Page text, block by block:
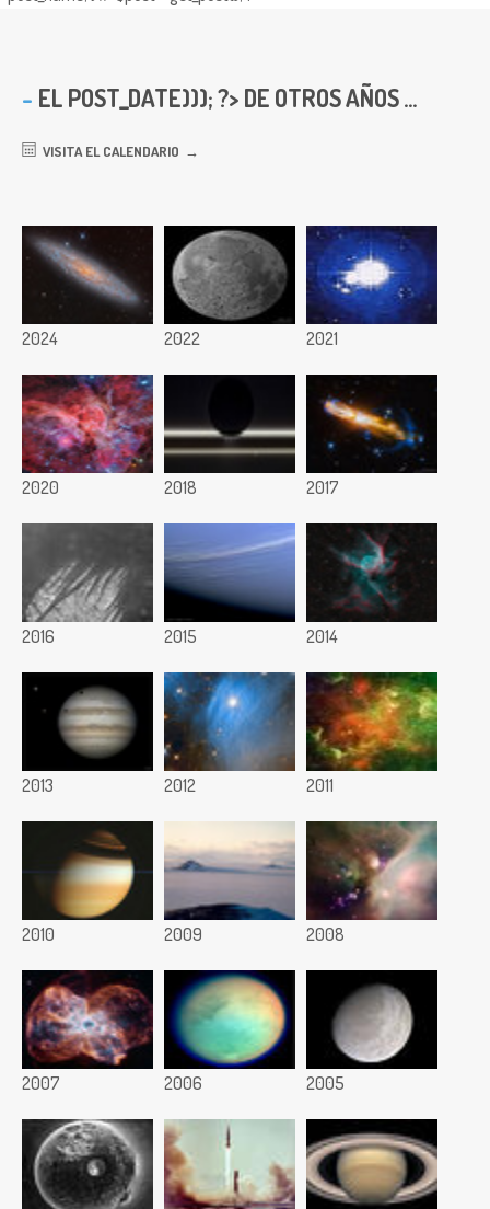
EL POST_DATE))); ?> DE OTROS AÑOS ...
VISITA EL CALENDARIO
2024 2022 2021
2020 2018 2017
2016 2015 2014
2013 2012 2011
2010 2009 2008
2007 2006 2005